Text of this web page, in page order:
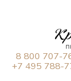
8 800 707-
+7 495 788-